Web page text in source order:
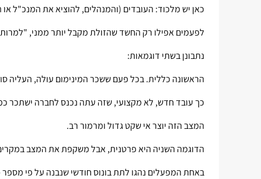
כאן יש מלכוד: העובדים (והמנהלים, להוציא את המנכ"ל
לפעמים אפילו רק החשד שהזולת מקבל יותר ממני,
נתבונן בשתי דוגמאות:
הראשונה כללית. בכל פעם ששכר המינימום עולה, העליה
כך עובד חדש, לא מקצועי, שזה עתה נכנס לחברה ישתכר
המצב הזה יוצר אי שקט גדול ומרמור רב.
הדוגמה השניה היא פרטנית, אבל משקפת את המצב
באחת המפעלים נהגו לתת בונוס חודשי שנבנה על פי